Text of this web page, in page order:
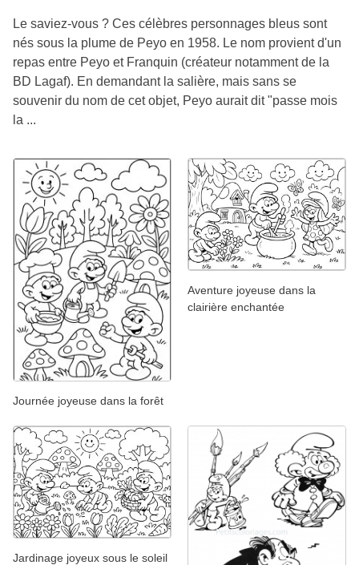
Le saviez-vous ? Ces célèbres personnages bleus sont
nés sous la plume de Peyo en 1958. Le nom provient d'un
repas entre Peyo et Franquin (créateur notamment de la
BD Lagaf). En demandant la salière, mais sans se
souvenir du nom de cet objet, Peyo aurait dit "passe mois
la ...
Journée joyeuse dans la forêt
Aventure joyeuse dans la
clairière enchantée
Jardinage joyeux sous le soleil